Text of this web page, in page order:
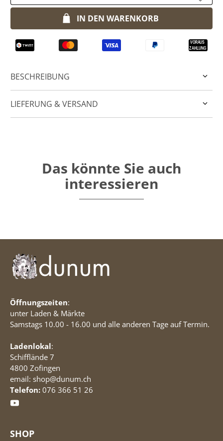
IN DEN WARENKORB
BESCHREIBUNG
LIEFERUNG & VERSAND
Das könnte Sie auch
interessieren
Öffnungszeiten:
unter Laden & Märkte
Samstags 10.00 - 16.00 und alle anderen Tage auf Termin.
Ladenlokal:
Schifflände 7
4800 Zofingen
email: shop@dunum.ch
Telefon: 076 366 51 26
SHOP